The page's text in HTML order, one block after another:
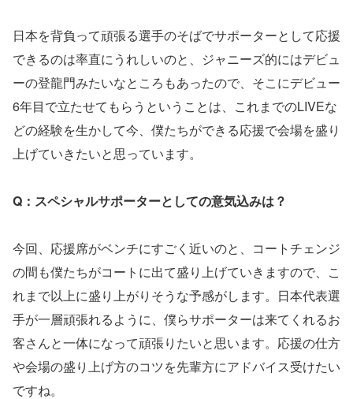
日本を背負って頑張る選手のそばでサポーターとして応援
できるのは率直にうれしいのと、ジャニーズ的にはデビュ
ーの登龍門みたいなところもあったので、そこにデビュー
6年目で立たせてもらうということは、これまでのLIVEな
どの経験を生かして今、僕たちができる応援で会場を盛り
上げていきたいと思っています。
Q：スペシャルサポーターとしての意気込みは？
今回、応援席がベンチにすごく近いのと、コートチェンジ
の間も僕たちがコートに出て盛り上げていきますので、こ
れまで以上に盛り上がりそうな予感がします。日本代表選
手が一層頑張れるように、僕らサポーターは来てくれるお
客さんと一体になって頑張りたいと思います。応援の仕方
や会場の盛り上げ方のコツを先輩方にアドバイス受けたい
ですね。